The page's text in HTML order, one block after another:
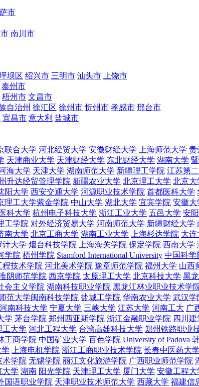
市
南川市
坝区 绍兴市 三明市 汕头市
上饶市
泰州市
梧州市 文昌市
自治州 徐汇区 徐州市 忻州市 孝感市 邢台市
宜昌市 意大利 盐城市
联合大学 河北经贸大学 安徽财经大学 上海师范大学 贵
天津商业大学 天津财经大学 东北财经大学 湖南大学
海大学 天津大学 湖南师范大学 新疆理工学院 江苏第
升达经贸管理学院 新疆农业大学 北京理工大学 北京大
阳大学 西安交通大学 河源职业技术学院 首都医科大学
理工大学紫金学院 中山大学 湖北大学 宜宾学院 安徽大
科大学 杭州电子科技大学 浙江工业大学 五邑大学 安
工学院 对外经济贸易大学 河南师范大学 新疆财经大学
南大学 北京工商大学 湖南工业大学 上海杉达学院 大连
计大学 烟台科技学院 上海海关学院 保定学院 西南大学
学院 梧州学院 Stamford International University 中国科学
程技术学院 河北美术学院 豫章师范学院 福州大学 山西
阴师范学院 西京学院 太原理工大学 北京科技大学 黑
会主义学院 湖南科技职业学院 黑龙江林业职业技术学
范大学闽南科技学院 盐城工学院 华南农业大学 武汉学
河南科技大学 宁夏大学 三峡大学 江苏大学 河南工大 广
学 茅台学院 郑州西亚斯学院 浙江金融职业学院 四川
工大学 河北工程大学 台湾高雄科技大学 郑州铁路职业
工商学院 中国矿业大学 百色学院 University of Padova
上海电机学院 浙江工商职业技术学院 长春中医药大学
术学院 无锡学院 丽江文化旅游学院 广西职业师范学院
大学 湖南 阳光学院 天津理工大学 厦门大学 安徽工程大
国语职业学院 天津职业技术师范大学 西藏大学 福建信